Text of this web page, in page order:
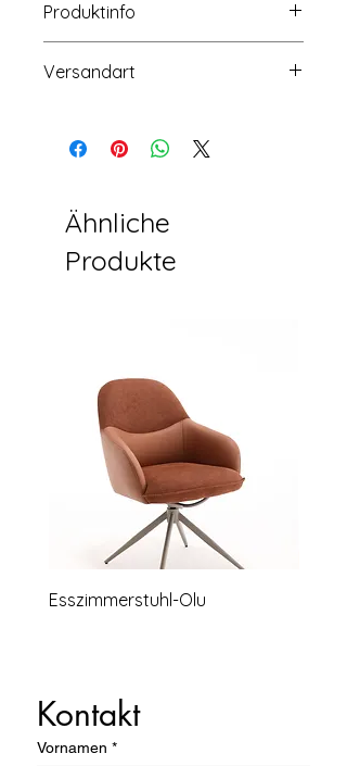
Produktinfo
Paket: 1PC/3CTN
Verpackung: 5-Lagen-Wellpappe-
Versandart
(20GP/40GP/40HQ)
Auf dem See- oder Luftweg für
Ähnliche
Produkte
Esszimmerstuhl-Olu
Kontakt
Vornamen *